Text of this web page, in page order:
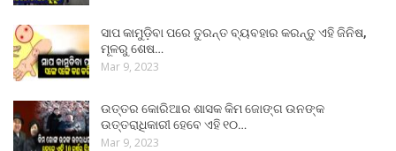
ସାପ କାମୁଡ଼ିବା ପରେ ତୁରନ୍ତ ବ୍ୟବହାର କରନ୍ତୁ ଏହି ଜିନିଷ,
ମୂଳରୁ ଶେଷ…
Mar 9, 2023
ଉତ୍ତର କୋରିଆର ଶାସକ କିମ ଜୋଙ୍ଗ ଉନଙ୍କ
ଉତ୍ତରାଧିକାରୀ ହେବେ ଏହି ୧୦…
Mar 9, 2023